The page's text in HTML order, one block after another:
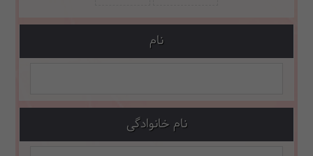
نام
نام خانوادگی